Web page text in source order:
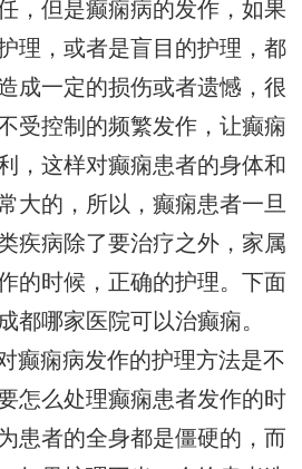
，但是癫痫病的发作，如果
理，或者是盲目的护理，都
成一定的损伤或者遗憾，很
受控制的频繁发作，让癫痫
，这样对癫痫患者的身体和
大的，所以，癫痫患者一旦
疾病除了要治疗之外，家属
的时候，正确的护理。下面
都哪家医院可以治癫痫。
癫痫病发作的护理方法是不
怎么处理癫痫患者发作的时
患者的全身都是僵硬的，而